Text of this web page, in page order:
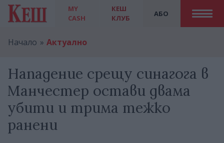
MY
CASH
АБО
КЕШ
КЛУБ
Начало Актуално
Нападение срещу синагога в
Манчестер остави двама
убити и трима тежко
ранени